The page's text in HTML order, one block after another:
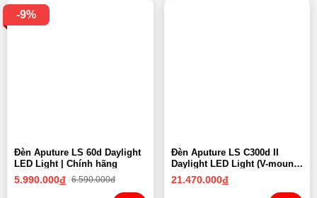
-9%
Đèn Aputure LS 60d Daylight
LED Light | Chính hãng
5.990.000đ 6.590.000đ
Đèn Aputure LS C300d II
Daylight LED Light (V-mount)
| Chính hãng
21.470.000đ